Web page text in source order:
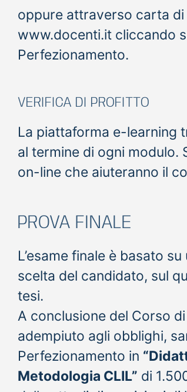
oppure attraverso carta
www.docenti.it cliccando
Perfezionamento.
VERIFICA DI PROFITTO
La piattaforma e-learning
al termine di ogni
on-line che aiuteranno il
PROVA FINALE
L’esame finale è basato
scelta del candidato, sul
tesi.
A conclusione del Corso
adempiuto agli obblighi,
Perfezionamento in
Metodologia CLIL” di